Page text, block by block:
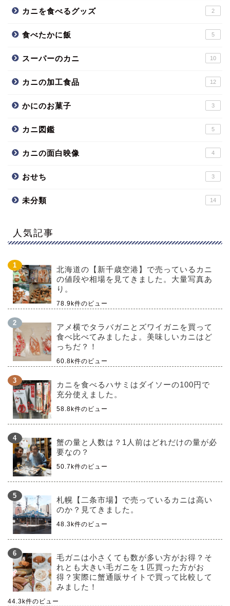
カニを食べるグッズ 2
食べたかに飯 5
スーパーのカニ 10
カニの加工食品 12
かにのお菓子 3
カニ図鑑 5
カニの面白映像 4
おせち 3
未分類 14
人気記事
北海道の【新千歳空港】で売っているカニ
の値段や相場を見てきました。大量写真あ
り。
78.9k件のビュー
アメ横でタラバガニとズワイガニを買って
食べ比べてみましたよ。美味しいカニはど
っちだ？！
60.8k件のビュー
カニを食べるハサミはダイソーの100円で
充分使えました。
58.8k件のビュー
蟹の量と人数は？1人前はどれだけの量が必
要なの？
50.7k件のビュー
札幌【二条市場】で売っているカニは高い
のか？見てきました。
48.3k件のビュー
毛ガニは小さくても数が多い方がお得？そ
れとも大きい毛ガニを１匹買った方がお
得？実際に蟹通販サイトで買って比較して
みました！
44.3k件のビュー